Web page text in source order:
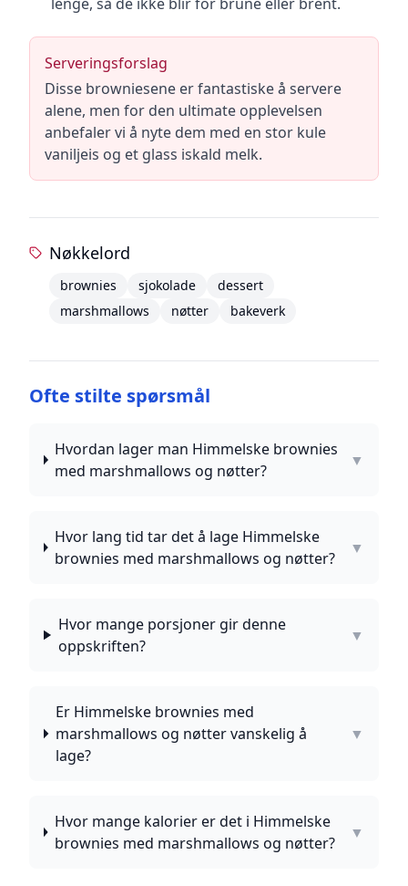
Serveringsforslag
Disse browniesene er fantastiske å servere
alene, men for den ultimate opplevelsen
anbefaler vi å nyte dem med en stor kule
vaniljeis og et glass iskald melk.
Nøkkelord
brownies sjokolade
dessert
marshmallows
nøtter bakeverk
Ofte stilte spørsmål
Hvordan lager man Himmelske brownies
med marshmallows og nøtter?
▼
Hvor lang tid tar det å lage Himmelske
brownies med marshmallows og nøtter?
▼
Hvor mange porsjoner gir denne
oppskriften?
▼
Er Himmelske brownies med
marshmallows og nøtter vanskelig å
lage?
▼
Hvor mange kalorier er det i Himmelske
brownies med marshmallows og nøtter?
▼